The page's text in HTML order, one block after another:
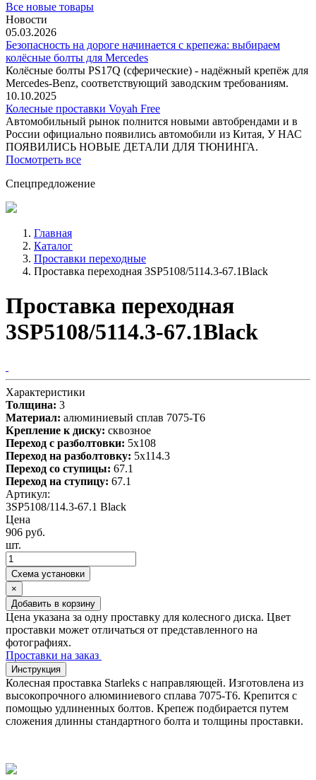
Все новые товары
Новости
05.03.2026
Безопасность на дороге начинается с крепежа: выбираем
колёсные болты для Mercedes
Колёсные болты PS17Q (сферические) - надёжный крепёж для
Mercedes‑Benz, соответствующий заводским требованиям.
10.10.2025
Колесные проставки Voyah Free
Автомобильный рынок полнится новыми автобрендами и в
России официально появились автомобили из Китая, У НАС
ПОЯВИЛИСЬ НОВЫЕ ДЕТАЛИ ДЛЯ ТЮНИНГА.
Посмотреть все
Спецпредложение
Главная
Каталог
Проставки переходные
Проставка переходная 3SP5108/5114.3-67.1Black
Проставка переходная
3SP5108/5114.3-67.1Black
Характеристики
Толщина: 3
Материал: алюминиевый сплав 7075-T6
Крепление к диску: сквозное
Переход с разболтовки: 5х108
Переход на разболтовку: 5х114.3
Переход со ступицы: 67.1
Переход на ступицу: 67.1
Артикул:
3SP5108/114.3-67.1 Black
Цена
906 руб.
шт.
Схема установки
×
Добавить в корзину
Цена указана за одну проставку для колесного диска. Цвет
проставки может отличаться от представленного на
фотографиях.
Проставки на заказ
Инструкция
Колесная проставка Starleks с направляющей. Изготовлена из
высокопрочного алюминиевого сплава 7075-T6. Крепится с
помощью удлиненных болтов. Крепеж подбирается путем
сложения длинны стандартного болта и толщины проставки.